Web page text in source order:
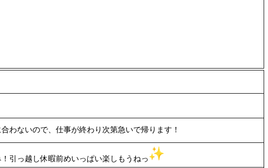
わないので、仕事が終わり次第急いで帰ります！
引っ越し休暇前めいっぱい楽しもうねっ